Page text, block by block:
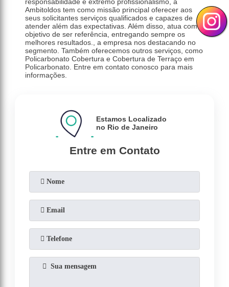
Ambitoldos tem como missão principal oferecer aos
seus solicitantes serviços qualificados e capazes de
atender além das expectativas. Além disso, atua com o
objetivo de ser referência, entregando sempre os
melhores resultados., a empresa nos destacando no
segmento. Também oferecemos outros serviços, como
Policarbonato Cobertura e Cobertura de Terraço em
Policarbonato. Entre em contato conosco para mais
informações.
Entre em Contato
Estamos Localizado
no Rio de Janeiro